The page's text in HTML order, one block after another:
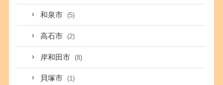
和泉市 (5)
高石市 (2)
岸和田市 (8)
貝塚市 (1)